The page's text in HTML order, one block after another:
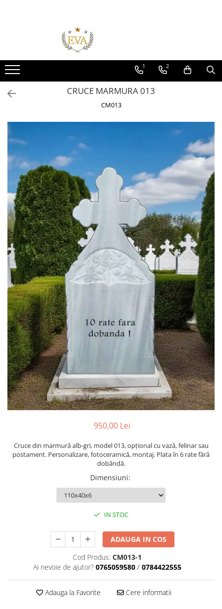
Toate Produsele
Monumente funerare
Cumperi acum platesti mai tarziu
Monumente marmura
Monumente granit
Capace granit
Vaze funerare
Cruce metalica
Cruci marmura
Cruci din granit
Felinare funerare
Rame bronz
Manere cavou
Placa memoriala
Placute ABS personalizate
Solutii intretinere granit si
marmura
Monumente marmura
Monumente granit
Felinare funerare
Placi memoriale
Placi memoriale din ABS/Aluminiu
Placi memoriale din piatra
Fotoceramica
Accesorii bronz
Rame poze din bronz
Litere din bronz
Placa comemorativa QR
REDUCERI SI PROMOTII
1 2
CRUCE MARMURA 013
CM013
950,00 Lei
Cruce din marmură alb-gri, model 013, opțional cu vază, felinar sau
postament. Personalizare, fotoceramică, montaj. Plata în 6 rate fără
dobândă.
Dimensiuni:
IN STOC
ADAUGA IN COS
Cod Produs: CM013-1
Ai nevoie de ajutor? 0765059580 / 0784422555
Adauga la Favorite Cere informatii